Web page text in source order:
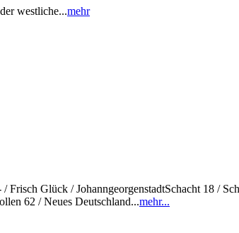
westliche...mehr
Glück / JohanngeorgenstadtSchacht 18 /
62 / Neues Deutschland...mehr...